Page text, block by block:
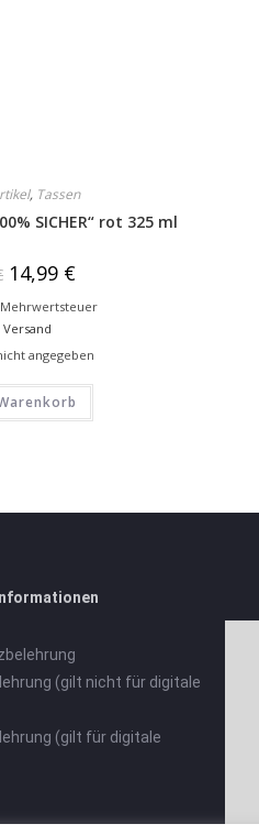
, Tassen
SICHER“ rot 325 ml
14,99 €
Mehrwertsteuer
Versand
angegeben
(gilt nicht für digitale
(gilt für digitale